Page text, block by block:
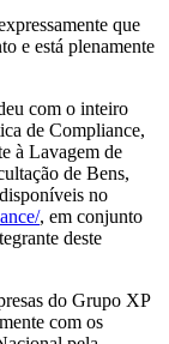
que
e está plenamente
com o inteiro
de Compliance,
à Lavagem de
de Bens,
no
, em conjunto
deste
do Grupo XP
com os